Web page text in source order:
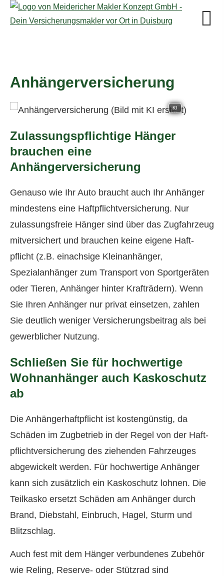
Anhängerversicherung
KI
Zulassungspflichtige Hänger
brauchen eine
Anhängerversicherung
Genauso wie Ihr Auto braucht auch Ihr Anhänger
mindestens eine Haft­pflichtversicherung. Nur
zulassungsfreie Hänger sind über das Zugfahrzeug
mitversichert und brauchen keine eigene Haft­
pflicht (z.B. einachsige Kleinanhänger,
Spezialanhänger zum Transport von Sportgeräten
oder Tieren, Anhänger hinter Krafträdern). Wenn
Sie Ihren Anhänger nur privat einsetzen, zahlen
Sie deutlich weniger Versicherungsbeitrag als bei
gewerblicher Nutzung.
Schließen Sie für hochwertige
Wohnanhänger auch Kaskoschutz
ab
Die Anhängerhaftpflicht ist kostengünstig, da
Schäden im Zugbetrieb in der Regel von der Haft­
pflichtversicherung des ziehenden Fahrzeuges
abgewickelt werden. Für hochwertige Anhänger
kann sich zusätzlich ein Kaskoschutz lohnen. Die
Teilkasko ersetzt Schäden am Anhänger durch
Brand, Diebstahl, Einbruch, Hagel, Sturm und
Blitzschlag.
Auch fest mit dem Hänger verbundenes Zubehör
wie Reling, Reserve- oder Stützrad sind